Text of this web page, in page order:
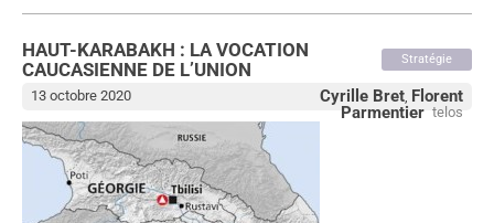
Stratégie
HAUT-KARABAKH : LA VOCATION
CAUCASIENNE DE L’UNION
Cyrille Bret, Florent
Parmentier telos
13 octobre 2020